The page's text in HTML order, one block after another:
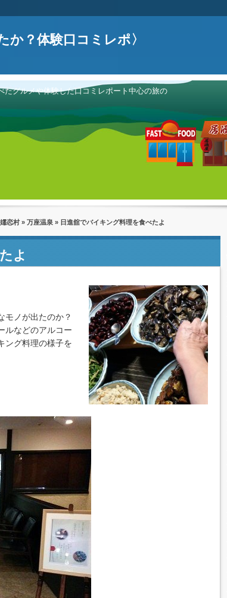
？体験口コミレポ〉
たグルメや体験した口コミレポート中心の旅の
嬬恋村» 万座温泉 » 日進舘でバイキング料理を食べたよ
よ
モノが出たのか？
ルなどのアルコー
ング料理の様子を